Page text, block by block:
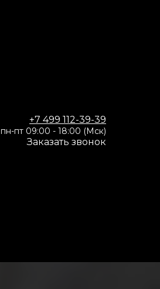
+7 499 112-39-39
пн-пт 09:00 - 18:00 (Мск)
Заказать звонок